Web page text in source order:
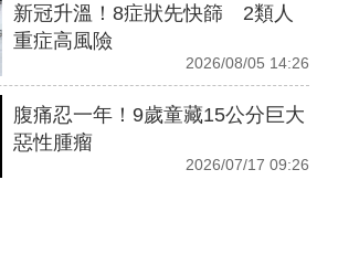
新冠升溫！8症狀先快篩 2類人
重症高風險
2026/08/05 14:26
腹痛忍一年！9歲童藏15公分巨大
惡性腫瘤
2026/07/17 09:26